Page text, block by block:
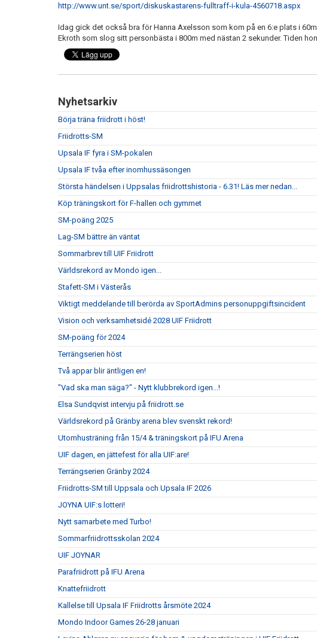
http://www.unt.se/sport/diskuskastarens-fulltraff-i-kula-4560718.aspx
Idag gick det också bra för Hanna Axelsson som kom på en 6:e plats i
Ekroth som slog sitt personbästa i 800m med nästan 2 sekunder. Tiden
Nyhetsarkiv
Börja träna friidrott i höst!
Friidrotts-SM
Upsala IF fyra i SM-pokalen
Upsala IF tvåa efter inomhussäsongen
Största händelsen i Uppsalas friidrottshistoria - 6.31! Läs mer nedan...
Köp träningskort för F-hallen och gymmet
SM-poäng 2025
Lag-SM bättre än väntat
Sommarbrev till UIF Friidrott
Världsrekord av Mondo igen...
Stafett-SM i Västerås
Viktigt meddelande till berörda av SportAdmins personuppgiftsincident
Vision och verksamhetsidé 2028 UIF Friidrott
SM-poäng för 2024
Terrängserien höst
Två appar blir äntligen en!
"Vad ska man säga?" - Nytt klubbrekord igen...!
Elsa Sundqvist intervju på friidrott.se
Världsrekord på Gränby arena blev svenskt rekord!
Utomhusträning från 15/4 & träningskort på IFU Arena
UIF dagen, en jättefest för alla UIF:are!
Terrängserien Gränby 2024
Friidrotts-SM till Uppsala och Upsala IF 2026
JOYNA UIF:s lotteri!
Nytt samarbete med Turbo!
Sommarfriidrottsskolan 2024
UIF JOYNAR
Parafriidrott på IFU Arena
Knattefriidrott
Kallelse till Upsala IF Friidrotts årsmöte 2024
Mondo Indoor Games 26-28 januari